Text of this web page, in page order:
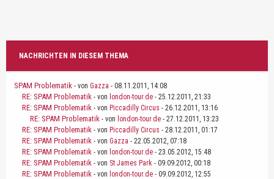
NACHRICHTEN IN DIESEM THEMA
SPAM Problematik - von Gazza - 08.11.2011, 14:08
RE: SPAM Problematik - von london-tour.de - 25.12.2011, 21:33
RE: SPAM Problematik - von Piccadilly Circus - 26.12.2011, 13:16
RE: SPAM Problematik - von london-tour.de - 27.12.2011, 13:23
RE: SPAM Problematik - von Piccadilly Circus - 28.12.2011, 01:17
RE: SPAM Problematik - von Gazza - 22.05.2012, 07:18
RE: SPAM Problematik - von london-tour.de - 23.05.2012, 15:48
RE: SPAM Problematik - von St James Park - 09.09.2012, 00:18
RE: SPAM Problematik - von london-tour.de - 09.09.2012, 12:55